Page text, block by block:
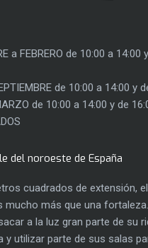
a FEBRERO de 10:00 a 14:00
de 10:00 a 14:00 y
de 10:00 a 14:00 y de
del noroeste de España
cuadrados de extensión,
mucho más que una
a la luz gran parte de su
y utilizar parte de sus salas